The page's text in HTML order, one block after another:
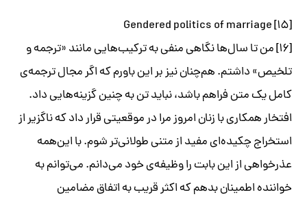
[۱۵] Gendered politics of marriage
[۱۶] من تا سال‌ها نگاهی منفی به ترکیب‌هایی مانند «ترجمه و
تلخیص» داشتم. هم‌چنان نیز بر این باورم که اگر مجال ترجمه‌ی
کامل یک متن فراهم باشد، نباید تن به چنین گزینه‌‌هایی داد.
افتخار همکاری با زنان امروز مرا در موقعیتی قرار داد که ناگزیر از
استخراج چکیده‌ای مفید از متنی طولانی‌تر شوم. با این‌همه
عذرخواهی از این بابت را وظیفه‌ی خود می‌دانم. می‌توانم به
خواننده اطمینان بدهم که اکثر قریب به اتفاق مضامین